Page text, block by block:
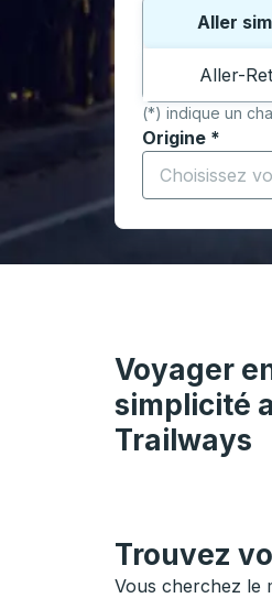
Choisissez un
Aller
Aller-
(*) indique un
Origine *
Commencez à
Voyager
simplicité
Trailways
Trouvez
Vous cherchez le